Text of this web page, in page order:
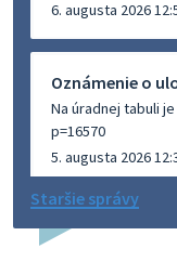
6. augusta 2026
Oznámenie o
Na úradnej tabuli
p=16570
5. augusta 2026
Dovolenka -
Staršie správy